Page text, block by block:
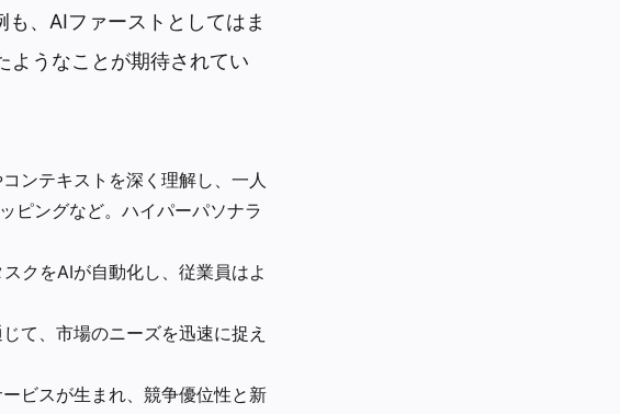
、AIファーストとしてはま
ようなことが期待されてい
ンテキストを深く理解し、一人
ピングなど。ハイパーパソナラ
クをAIが自動化し、従業員はよ
て、市場のニーズを迅速に捉え
ビスが生まれ、競争優位性と新